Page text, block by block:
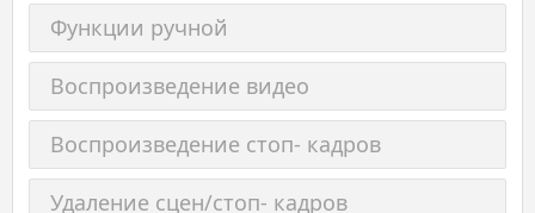
Функции ручной
Воспроизведение видео
Воспроизведение стоп- кадров
Удаление сцен/стоп- кадров